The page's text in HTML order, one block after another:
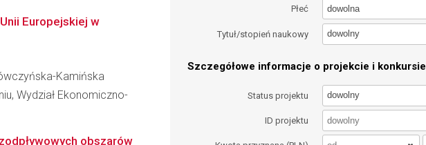
Płeć dowolna
Tytuł/stopień naukowy dowolny
Szczegółowe informacje o projekcie i konkursie
Status projektu dowolny
ID projektu
Europejskiej w
Kamińska
Wydział Ekonomiczno-
obszarów